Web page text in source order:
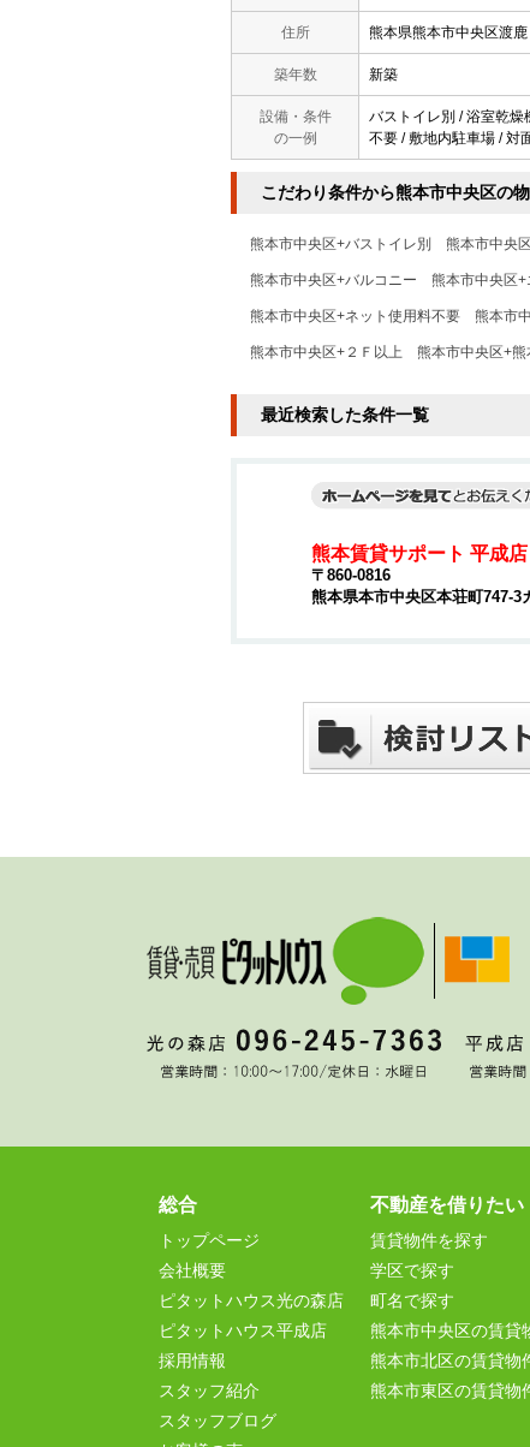
住所 熊本県熊本市中央区渡鹿
築年数 新築
設備・条件
の一例
バストイレ別 / 浴室乾燥
不要 / 敷地内駐車場 / 対
こだわり条件から熊本市中央区の
熊本市中央区+バストイレ別 熊本市中央
熊本市中央区+バルコニー 熊本市中央区+
熊本市中央区+ネット使用料不要 熊本市
熊本市中央区+２Ｆ以上 熊本市中央区+
最近検索した条件一覧
熊本賃貸サポート 平成店
〒860-0816
熊本県本市中央区本荘町747-3
総合
トップページ
会社概要
ピタットハウス光の森店
ピタットハウス平成店
採用情報
スタッフ紹介
スタッフブログ
不動産を借りたい
賃貸物件を探す
学区で探す
町名で探す
熊本市中央区の賃貸
熊本市北区の賃貸物
熊本市東区の賃貸物